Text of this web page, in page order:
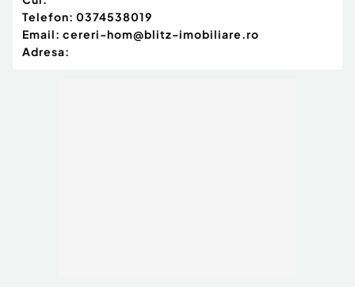
Telefon: 0374538019
Email: cereri-hom@blitz-imobiliare.ro
Adresa: